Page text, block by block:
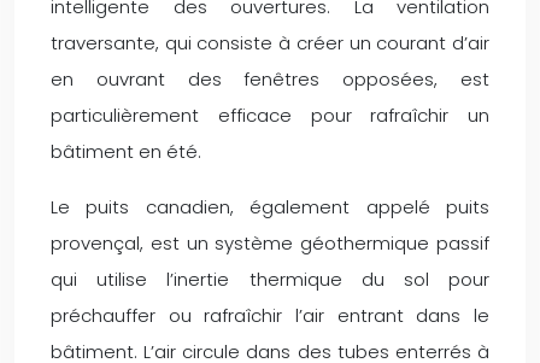
intelligente des ouvertures. La ventilation
traversante, qui consiste à créer un courant d’air
en ouvrant des fenêtres opposées, est
particulièrement efficace pour rafraîchir un
bâtiment en été.
Le puits canadien, également appelé puits
provençal, est un système géothermique passif
qui utilise l’inertie thermique du sol pour
préchauffer ou rafraîchir l’air entrant dans le
bâtiment. L’air circule dans des tubes enterrés à